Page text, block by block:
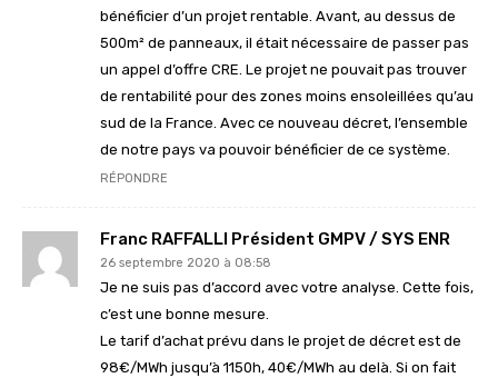
bénéficier d’un projet rentable. Avant, au dessus de
500m² de panneaux, il était nécessaire de passer pas
un appel d’offre CRE. Le projet ne pouvait pas trouver
de rentabilité pour des zones moins ensoleillées qu’au
sud de la France. Avec ce nouveau décret, l’ensemble
de notre pays va pouvoir bénéficier de ce système.
RÉPONDRE
Franc RAFFALLI Président GMPV / SYS ENR
26 septembre 2020 à 08:58
Je ne suis pas d’accord avec votre analyse. Cette fois,
c’est une bonne mesure.
Le tarif d’achat prévu dans le projet de décret est de
98€/MWh jusqu’à 1150h, 40€/MWh au delà. Si on fait